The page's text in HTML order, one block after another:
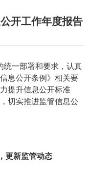
开工作年度报告
一部署和要求，认真
息公开条例》相关要
提升信息公开标准
切实推进监管信息公
更新监管动态